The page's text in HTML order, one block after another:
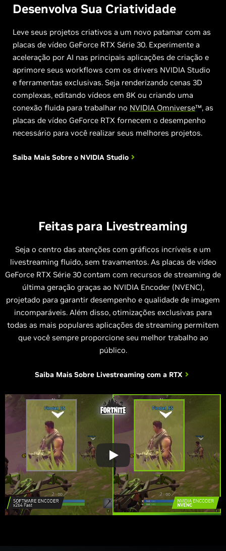
Desenvolva Sua Criatividade
Leve seus projetos criativos a um novo patamar com as
placas de vídeo GeForce RTX Série 30. Experimente a
aceleração por AI nas principais aplicações de criação e
aprimore seus workflows com os drivers NVIDIA Studio
e ferramentas exclusivas. Seja renderizando cenas 3D
complexas, editando vídeos em 8K ou criando uma
conexão fluida para trabalhar no NVIDIA Omniverse™, as
placas de vídeo GeForce RTX fornecem o desempenho
necessário para você realizar seus melhores projetos.
Saiba Mais Sobre o NVIDIA Studio
Feitas para Livestreaming
Seja o centro das atenções com gráficos incríveis e um
livestreaming fluido, sem travamentos. As placas de vídeo
GeForce RTX Série 30 contam com recursos de streaming de
última geração graças ao NVIDIA Encoder (NVENC),
projetado para garantir desempenho e qualidade de imagem
incomparáveis. Além disso, otimizações exclusivas para
todas as mais populares aplicações de streaming permitem
que você sempre proporcione seu melhor trabalho ao
público.
Saiba Mais Sobre Livestreaming com a RTX